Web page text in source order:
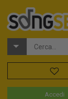
Accedi